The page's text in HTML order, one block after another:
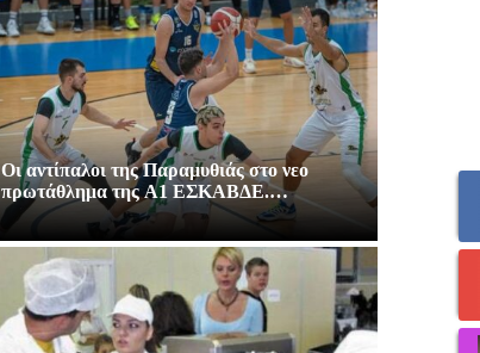
Οι αντίπαλοι της Παραμυθιάς στο νεο
πρωτάθλημα της A1 ΕΣΚΑΒΔΕ.…